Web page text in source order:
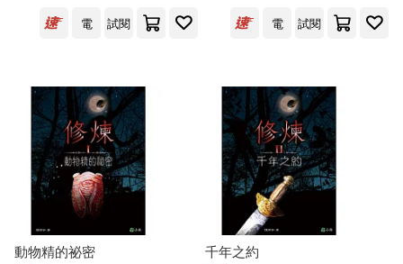
白廷奕(1) 盧郁佳作.(1)
石冰若(1)
羅倫斯‧保利(1)
電
試閱
電
試閱
動物精的祕密
千年之約